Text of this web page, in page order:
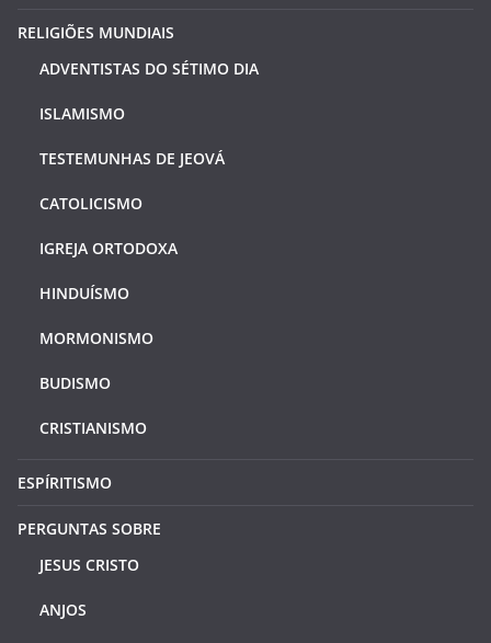
RELIGIÕES MUNDIAIS
ADVENTISTAS DO SÉTIMO DIA
ISLAMISMO
TESTEMUNHAS DE JEOVÁ
CATOLICISMO
IGREJA ORTODOXA
HINDUÍSMO
MORMONISMO
BUDISMO
CRISTIANISMO
ESPÍRITISMO
PERGUNTAS SOBRE
JESUS CRISTO
ANJOS